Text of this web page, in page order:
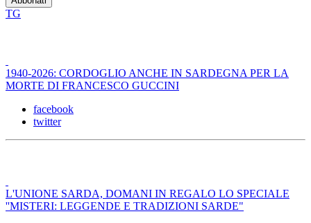
TG
1940-2026: CORDOGLIO ANCHE IN SARDEGNA PER LA
MORTE DI FRANCESCO GUCCINI
facebook
twitter
L'UNIONE SARDA, DOMANI IN REGALO LO SPECIALE
''MISTERI: LEGGENDE E TRADIZIONI SARDE"